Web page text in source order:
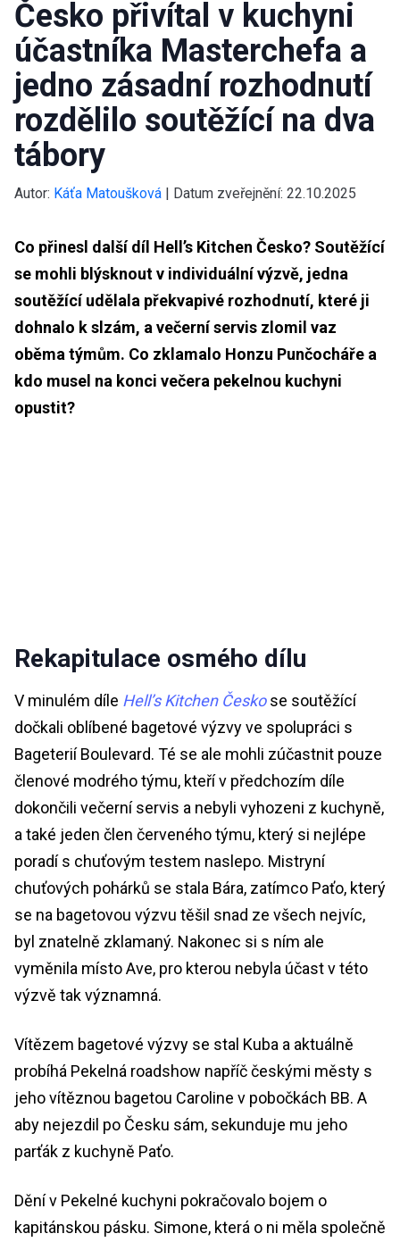
Česko přivítal v kuchyni
účastníka Masterchefa a
jedno zásadní rozhodnutí
rozdělilo soutěžící na dva
tábory
Autor: Káťa Matoušková | Datum zveřejnění: 22.10.2025
Co přinesl další díl Hell’s Kitchen Česko? Soutěžící
se mohli blýsknout v individuální výzvě, jedna
soutěžící udělala překvapivé rozhodnutí, které ji
dohnalo k slzám, a večerní servis zlomil vaz
oběma týmům. Co zklamalo Honzu Punčocháře a
kdo musel na konci večera pekelnou kuchyni
opustit?
Rekapitulace osmého dílu
V minulém díle Hell’s Kitchen Českose soutěžící
dočkali oblíbené bagetové výzvy ve spolupráci s
Bageterií Boulevard. Té se ale mohli zúčastnit pouze
členové modrého týmu, kteří v předchozím díle
dokončili večerní servis a nebyli vyhozeni z kuchyně,
a také jeden člen červeného týmu, který si nejlépe
poradí s chuťovým testem naslepo. Mistryní
chuťových pohárků se stala Bára, zatímco Paťo, který
se na bagetovou výzvu těšil snad ze všech nejvíc,
byl znatelně zklamaný. Nakonec si s ním ale
vyměnila místo Ave, pro kterou nebyla účast v této
výzvě tak významná.
Vítězem bagetové výzvy se stal Kuba a aktuálně
probíhá Pekelná roadshow napříč českými městy s
jeho vítěznou bagetou Caroline v pobočkách BB. A
aby nejezdil po Česku sám, sekunduje mu jeho
parťák z kuchyně Paťo.
Dění v Pekelné kuchyni pokračovalo bojem o
kapitánskou pásku. Simone, která o ni měla společně